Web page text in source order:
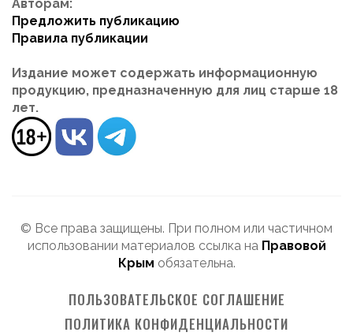
Авторам:
Предложить публикацию
Правила публикации
Издание может содержать информационную
продукцию, предназначенную для лиц старше 18
лет.
© Все права защищены. При полном или частичном
использовании материалов ссылка на Правовой
Крым обязательна.
ПОЛЬЗОВАТЕЛЬСКОЕ СОГЛАШЕНИЕ
ПОЛИТИКА КОНФИДЕНЦИАЛЬНОСТИ